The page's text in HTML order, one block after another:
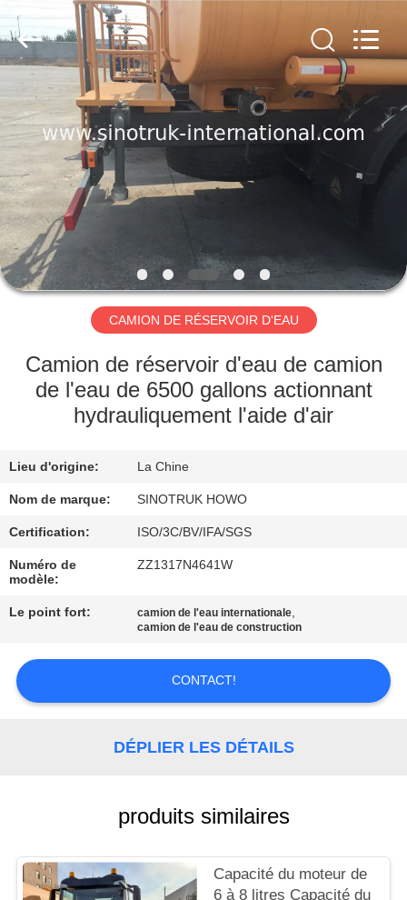
À
LA
MAISON
PRODUITS
À
PROPOS
NOUS
VISITE
L'USINE
CONTRÔLE
DE
QUALITÉ
NOUS
CONTACTER
PLAN
INTERNATIONAL
CO.,
LTD..
All
Rights
Reserved.
CAMION DE RÉSERVOIR D'EAU
Camion de réservoir d'eau de camion
de l'eau de 6500 gallons actionnant
hydrauliquement l'aide d'air
Lieu d'origine: La Chine
Nom de marque: SINOTRUK HOWO
Certification: ISO/3C/BV/IFA/SGS
Numéro de
modèle:
ZZ1317N4641W
Le point fort: camion de l'eau internationale,
camion de l'eau de construction
CONTACT!
DÉPLIER LES DÉTAILS
produits similaires
Capacité du moteur de
6 à 8 litres Capacité du